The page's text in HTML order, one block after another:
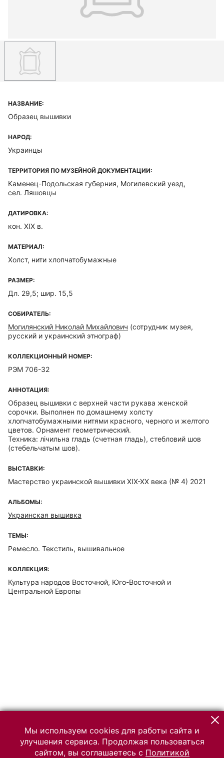
НАЗВАНИЕ:
Образец вышивки
НАРОД:
Украинцы
ТЕРРИТОРИЯ ПО МУЗЕЙНОЙ ДОКУМЕНТАЦИИ:
Каменец-Подольская губерния, Могилевский уезд,
сел. Ляшовцы
ДАТИРОВКА:
кон. XIX в.
МАТЕРИАЛ:
Холст, нити хлопчатобумажные
РАЗМЕР:
Дл. 29,5; шир. 15,5
СОБИРАТЕЛЬ:
Могилянский Николай Михайлович (сотрудник музея,
русский и украинский этнограф)
КОЛЛЕКЦИОННЫЙ НОМЕР:
РЭМ 706-32
АННОТАЦИЯ:
Образец вышивки с верхней части рукава женской
сорочки. Выполнен по домашнему холсту
хлопчатобумажными нитями красного, черного и желтого
цветов. Орнамент геометрический.
Техника: лiчильна гладь (счетная гладь), стебловий шов
(стебельчатым шов).
ВЫСТАВКИ:
Мастерство украинской вышивки XIX-XX века (№ 4) 2021
АЛЬБОМЫ:
Украинская вышивка
ТЕМЫ:
Ремесло. Текстиль, вышивальное
КОЛЛЕКЦИЯ:
Культура народов Восточной, Юго-Восточной и
Центральной Европы
Мы используем cookies для работы сайта и
улучшения сервиса. Продолжая пользоваться
сайтом, вы соглашаетесь с Политикой